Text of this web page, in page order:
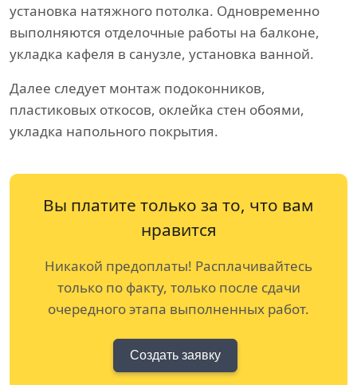
установка натяжного потолка. Одновременно
выполняются отделочные работы на балконе,
укладка кафеля в санузле, установка ванной.
Далее следует монтаж подоконников,
пластиковых откосов, оклейка стен обоями,
укладка напольного покрытия.
Вы платите только за то, что вам
нравится
Никакой предоплаты! Расплачивайтесь
только по факту, только после сдачи
очередного этапа выполненных работ.
Создать заявку